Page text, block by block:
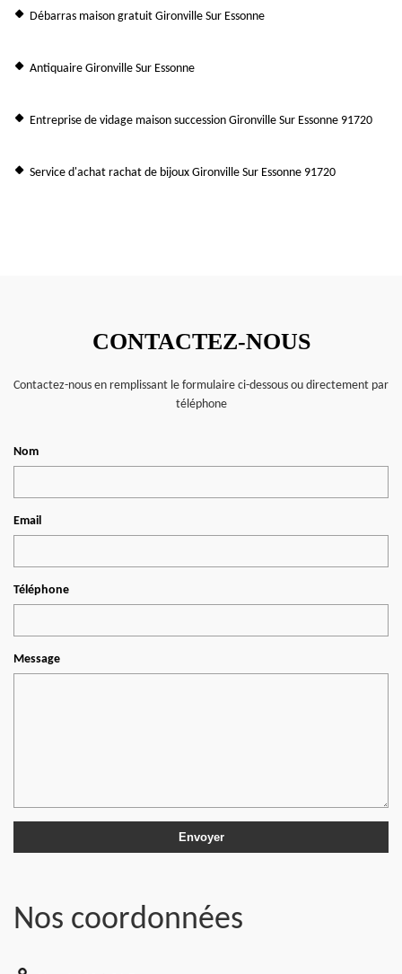
Débarras maison gratuit Gironville Sur Essonne
Antiquaire Gironville Sur Essonne
Entreprise de vidage maison succession Gironville Sur Essonne 91720
Service d'achat rachat de bijoux Gironville Sur Essonne 91720
CONTACTEZ-NOUS
Contactez-nous en remplissant le formulaire ci-dessous ou directement par
téléphone
Nom
Email
Téléphone
Message
Nos coordonnées